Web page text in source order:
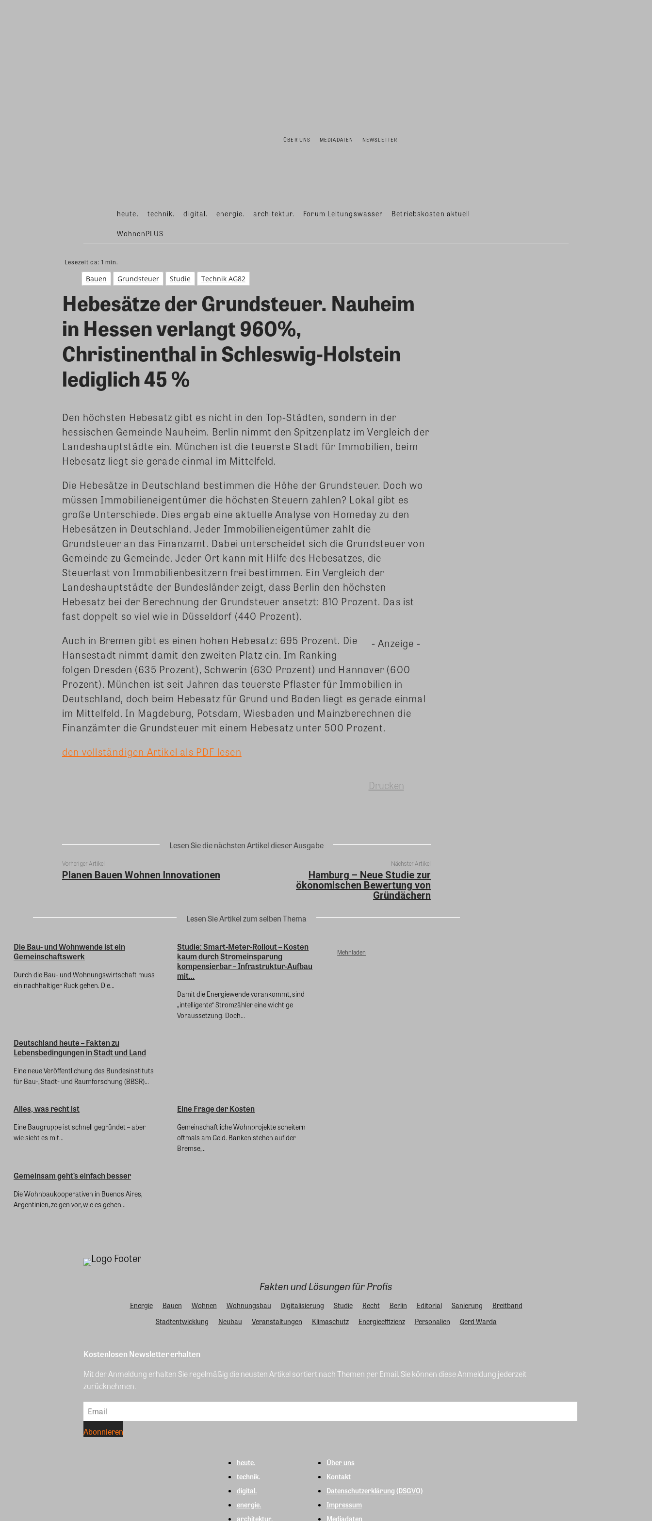
ÜBER UNS MEDIADATEN NEWSLETTER
heute. technik. digital. energie. architektur. Forum Leitungswasser Betriebskosten aktuell
WohnenPLUS
Lesezeit ca: 1 min.
Bauen Grundsteuer Studie Technik AG82
Hebesätze der Grundsteuer. Nauheim
in Hessen verlangt 960%,
Christinenthal in Schleswig-Holstein
lediglich 45 %
Den höchsten Hebesatz gibt es nicht in den Top-Städten, sondern in der
hessischen Gemeinde Nauheim. Berlin nimmt den Spitzenplatz im Vergleich der
Landeshauptstädte ein. München ist die teuerste Stadt für Immobilien, beim
Hebesatz liegt sie gerade einmal im Mittelfeld.
Die Hebesätze in Deutschland bestimmen die Höhe der Grundsteuer. Doch wo
müssen Immobilieneigentümer die höchsten Steuern zahlen? Lokal gibt es
große Unterschiede. Dies ergab eine aktuelle Analyse von Homeday zu den
Hebesätzen in Deutschland. Jeder Immobilieneigentümer zahlt die
Grundsteuer an das Finanzamt. Dabei unterscheidet sich die Grundsteuer von
Gemeinde zu Gemeinde. Jeder Ort kann mit Hilfe des Hebesatzes, die
Steuerlast von Immobilienbesitzern frei bestimmen. Ein Vergleich der
Landeshauptstädte der Bundesländer zeigt, dass Berlin den höchsten
Hebesatz bei der Berechnung der Grundsteuer ansetzt: 810 Prozent. Das ist
fast doppelt so viel wie in Düsseldorf (440 Prozent).
- Anzeige -
Auch in Bremen gibt es einen hohen Hebesatz: 695 Prozent. Die
Hansestadt nimmt damit den zweiten Platz ein. Im Ranking
folgen Dresden (635 Prozent), Schwerin (630 Prozent) und Hannover (600
Prozent). München ist seit Jahren das teuerste Pflaster für Immobilien in
Deutschland, doch beim Hebesatz für Grund und Boden liegt es gerade einmal
im Mittelfeld. In Magdeburg, Potsdam, Wiesbaden und Mainzberechnen die
Finanzämter die Grundsteuer mit einem Hebesatz unter 500 Prozent.
den vollständigen Artikel als PDF lesen
Drucken
Lesen Sie die nächsten Artikel dieser Ausgabe
Vorheriger Artikel
Planen Bauen Wohnen Innovationen
Nächster Artikel
Hamburg – Neue Studie zur
ökonomischen Bewertung von
Gründächern
Lesen Sie Artikel zum selben Thema
Die Bau- und Wohnwende ist ein
Gemeinschaftswerk
Durch die Bau- und Wohnungswirtschaft muss
ein nachhaltiger Ruck gehen. Die...
Studie: Smart-Meter-Rollout – Kosten
kaum durch Stromeinsparung
kompensierbar – Infrastruktur-Aufbau
mit...
Damit die Energiewende vorankommt, sind
„intelligente“ Stromzähler eine wichtige
Voraussetzung. Doch...
Deutschland heute – Fakten zu
Lebensbedingungen in Stadt und Land
Eine neue Veröffentlichung des Bundesinstituts
für Bau-, Stadt- und Raumforschung (BBSR)...
Alles, was recht ist
Eine Baugruppe ist schnell gegründet – aber
wie sieht es mit...
Eine Frage der Kosten
Gemeinschaftliche Wohnprojekte scheitern
oftmals am Geld. Banken stehen auf der
Bremse,...
Gemeinsam geht’s einfach besser
Die Wohnbaukooperativen in Buenos Aires,
Argentinien, zeigen vor, wie es gehen...
Mehr laden
Fakten und Lösungen für Profis
Energie Bauen Wohnen Wohnungsbau Digitalisierung Studie Recht Berlin Editorial Sanierung
Breitband
Stadtentwicklung
Neubau Veranstaltungen Klimaschutz Energieeffizienz Personalien Gerd Warda
Kostenlosen Newsletter erhalten
Mit der Anmeldung erhalten Sie regelmäßig die neusten Artikel sortiert nach Themen per Email. Sie können diese Anmeldung jederzeit
zurücknehmen.
heute.
technik.
digital.
energie.
architektur.
Über uns
Kontakt
Datenschutzerklärung (DSGVO)
Impressum
Mediadaten